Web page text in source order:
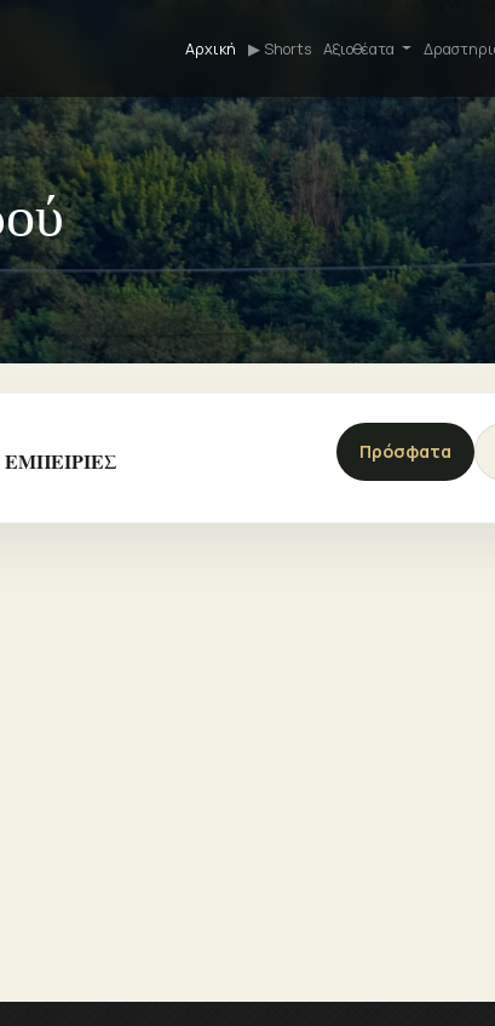
Αρχική ▶ Shorts Αξιοθέατα
ΕΜΠΕΙΡΙΕΣ Πρόσφατα